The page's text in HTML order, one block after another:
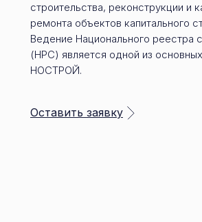
Оставить заявку
строительства, реконструкции и
ремонта объектов капитального
Ведение Национального реестра
(НРС) является одной из
НОСТРОЙ.